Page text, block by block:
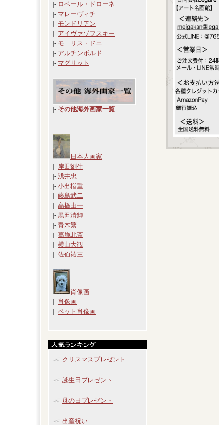
|- ロベール・ドローネ
|- マレーヴィチ
|- モンドリアン
|- アイヴァゾフスキー
|- モーリス・ドニ
|- アルチンボルド
|- マグリット
|- その他海外画家一覧
日本人画家
|- 岸田劉生
|- 浅井忠
|- 小出楢重
|- 藤島武二
|- 高橋由一
|- 黒田清輝
|- 青木繁
|- 葛飾北斎
|- 横山大観
|- 佐伯祐三
肖像画
|- 肖像画
|- ペット肖像画
クリスマスプレゼント
誕生日プレゼント
母の日プレゼント
出産祝い